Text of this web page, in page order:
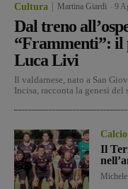
Cultura Martina Giardi 9
Dal treno
“Frammenti”: il
Luca Livi
Il valdarnese, nato a San
Incisa, racconta la genesi del
Calcio
Il